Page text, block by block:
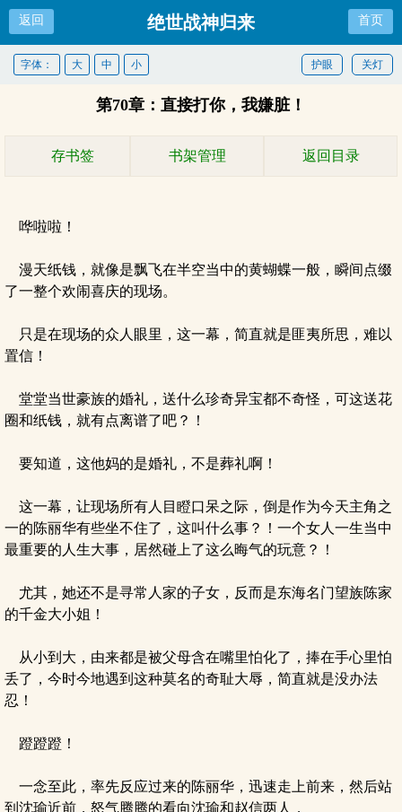
返回 绝世战神归来 首页
关灯
护眼
字体： 大 中 小
第70章：直接打你，我嫌脏！
存书签 书架管理 返回目录
哗啦啦！
漫天纸钱，就像是飘飞在半空当中的黄蝴蝶一般，瞬间点缀
了一整个欢闹喜庆的现场。
只是在现场的众人眼里，这一幕，简直就是匪夷所思，难以
置信！
堂堂当世豪族的婚礼，送什么珍奇异宝都不奇怪，可这送花
圈和纸钱，就有点离谱了吧？！
要知道，这他妈的是婚礼，不是葬礼啊！
这一幕，让现场所有人目瞪口呆之际，倒是作为今天主角之
一的陈丽华有些坐不住了，这叫什么事？！一个女人一生当中
最重要的人生大事，居然碰上了这么晦气的玩意？！
尤其，她还不是寻常人家的子女，反而是东海名门望族陈家
的千金大小姐！
从小到大，由来都是被父母含在嘴里怕化了，捧在手心里怕
丢了，今时今地遇到这种莫名的奇耻大辱，简直就是没办法
忍！
蹬蹬蹬！
一念至此，率先反应过来的陈丽华，迅速走上前来，然后站
到沈瑜近前，怒气腾腾的看向沈瑜和赵信两人，